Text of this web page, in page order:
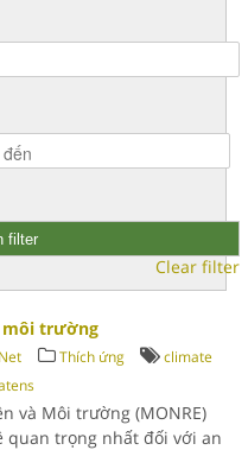
Clear filter
môi trường
Thích ứng
climate
và Môi trường (MONRE)
quan trọng nhất đối với an